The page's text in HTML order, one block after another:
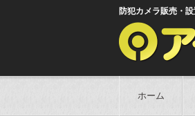
防犯カメラ販売・
ホーム